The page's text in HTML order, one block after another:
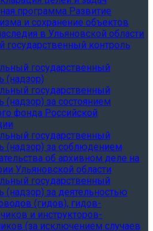
программа Развитие
и сохранение объектов
в Ульяновской области
государственный контроль
государственный
(надзор)
государственный
(надзор) за состоянием
фонда Российской
государственный
(надзор) за соблюдением
об архивном деле на
Ульяновской области
государственный
(надзор) за деятельностью
(гидов), гидов-
и инструкторов-
(за исключением случаев